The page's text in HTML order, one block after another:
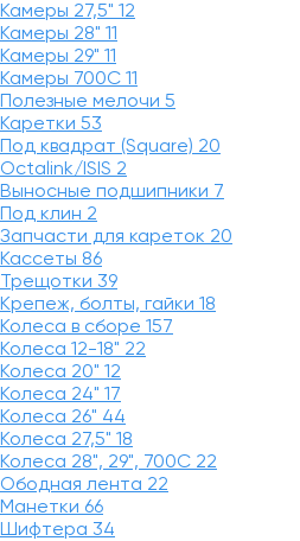
Камеры 27,5" 12
Камеры 28" 11
Камеры 29" 11
Камеры 700C 11
Полезные мелочи 5
Каретки 53
Под квадрат (Square) 20
Octalink/ISIS 2
Выносные подшипники 7
Под клин 2
Запчасти для кареток 20
Кассеты 86
Трещотки 39
Крепеж, болты, гайки 18
Колеса в сборе 157
Колеса 12-18" 22
Колеса 20" 12
Колеса 24" 17
Колеса 26" 44
Колеса 27,5" 18
Колеса 28", 29", 700С 22
Ободная лента 22
Манетки 66
Шифтера 34